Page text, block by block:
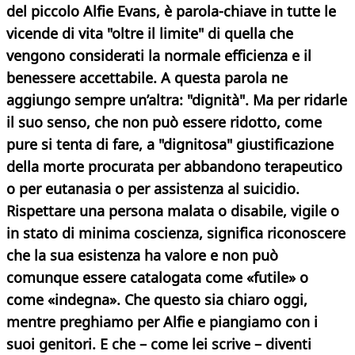
del piccolo Alfie Evans, è parola-chiave in tutte le
vicende di vita "oltre il limite" di quella che
vengono considerati la normale efficienza e il
benessere accettabile. A questa parola ne
aggiungo sempre un’altra: "dignità". Ma per ridarle
il suo senso, che non può essere ridotto, come
pure si tenta di fare, a "dignitosa" giustificazione
della morte procurata per abbandono terapeutico
o per eutanasia o per assistenza al suicidio.
Rispettare una persona malata o disabile, vigile o
in stato di minima coscienza, significa riconoscere
che la sua esistenza ha valore e non può
comunque essere catalogata come «futile» o
come «indegna». Che questo sia chiaro oggi,
mentre preghiamo per Alfie e piangiamo con i
suoi genitori. E che – come lei scrive – diventi